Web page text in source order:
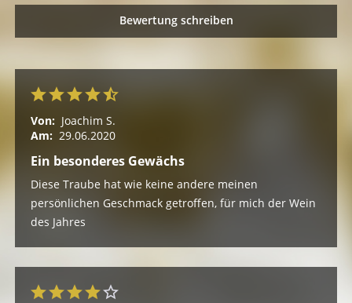
Bewertung schreiben
Von: Joachim S.
Am: 29.06.2020
Ein besonderes Gewächs
Diese Traube hat wie keine andere meinen
persönlichen Geschmack getroffen, für mich der Wein
des Jahres